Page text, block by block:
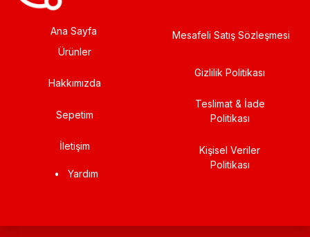
Ana Sayfa
Ürünler
Hakkımızda
Sepetim
İletişim
• Yardım
Mesafeli Satış Sözleşmesi
Gizlilik Politikası
Teslimat & İade
Politikası
Kişisel Veriler
Politikası